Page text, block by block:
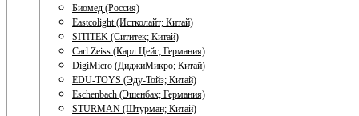
Биомед (Россия)
Eastcolight (Истколайт; Китай)
SITITEK (Сититек; Китай)
Carl Zeiss (Карл Цейс; Германия)
DigiMicro (ДиджиМикро; Китай)
EDU-TOYS (Эду-Тойз; Китай)
Eschenbach (Эшенбах; Германия)
STURMAN (Штурман; Китай)